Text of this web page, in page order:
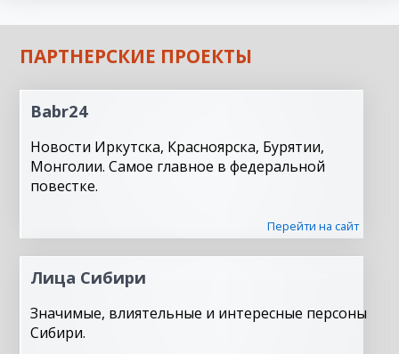
ПАРТНЕРСКИЕ ПРОЕКТЫ
Babr24
Новости Иркутска, Красноярска, Бурятии,
Монголии. Самое главное в федеральной
повестке.
Перейти на сайт
Лица Сибири
Значимые, влиятельные и интересные персоны
Сибири.